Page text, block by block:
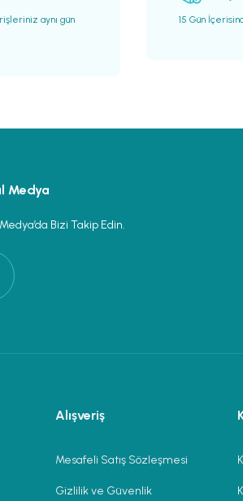
aynı gün
15 Gün
Medya
Bizi Takip Edin.
Alışveriş
Mesafeli Satış Sözleşmesi
Gizlilik ve Güvenlik